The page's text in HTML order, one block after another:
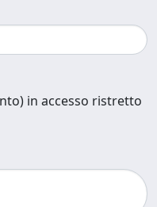
in accesso ristretto